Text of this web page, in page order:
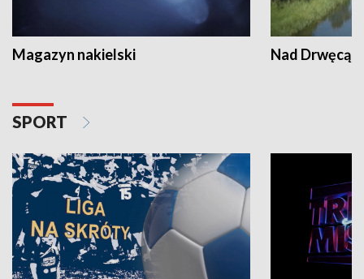
Magazyn nakielski Nad Drwęcą
SPORT